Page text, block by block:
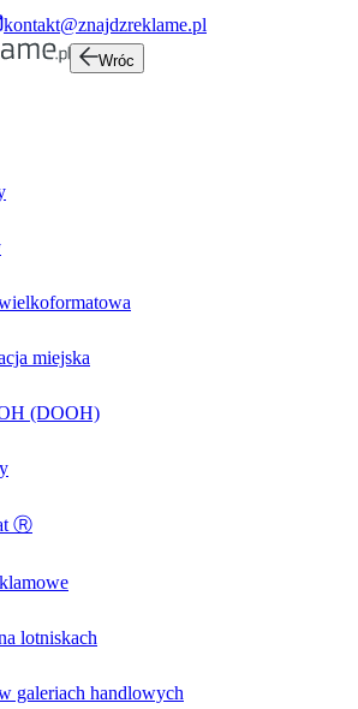
kontakt@znajdzreklame.pl
Wróc
miejska
(DOOH)
Ⓡ
lotniskach
galeriach handlowych